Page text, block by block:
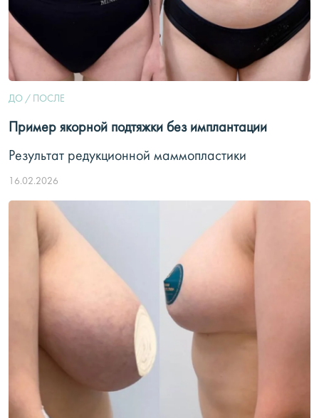
ДО / ПОСЛЕ
Пример якорной подтяжки без имплантации
Результат редукционной маммопластики
16.02.2026